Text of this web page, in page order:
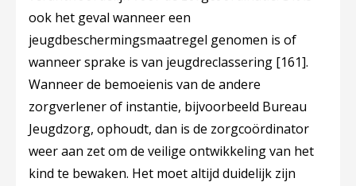
ook het geval wanneer een
jeugdbeschermingsmaatregel genomen is of
wanneer sprake is van jeugdreclassering [161].
Wanneer de bemoeienis van de andere
zorgverlener of instantie, bijvoorbeeld Bureau
Jeugdzorg, ophoudt, dan is de zorgcoördinator
weer aan zet om de veilige ontwikkeling van het
kind te bewaken. Het moet altijd duidelijk zijn